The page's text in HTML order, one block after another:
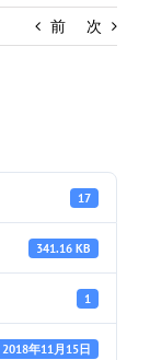
前 次
17
341.16 KB
1
2018年11月15日